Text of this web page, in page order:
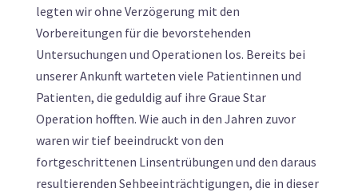
legten wir ohne Verzögerung mit den
Vorbereitungen für die bevorstehenden
Untersuchungen und Operationen los. Bereits bei
unserer Ankunft warteten viele Patientinnen und
Patienten, die geduldig auf ihre Graue Star
Operation hofften. Wie auch in den Jahren zuvor
waren wir tief beeindruckt von den
fortgeschrittenen Linsentrübungen und den daraus
resultierenden Sehbeeinträchtigungen, die in dieser